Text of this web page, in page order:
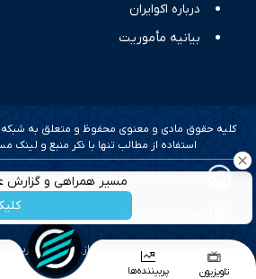
مسیر همراهی و گزارش
درباره اکوایران
بیانیه مأموریت
کلیه حقوق مادی و معنوی محفوظ و متعلق به شبکه
استفاده از مطالب تنها با ذکر منبع و لینک
طراحی سایت خبری و خبرگزاری آسام
بهینه سازی و سئو؛ گروه رسانه ای دنیای
طراحی گرافیک و پیاده سازی؛ برآیند تجربه
تلویزیون پربیننده‌ها